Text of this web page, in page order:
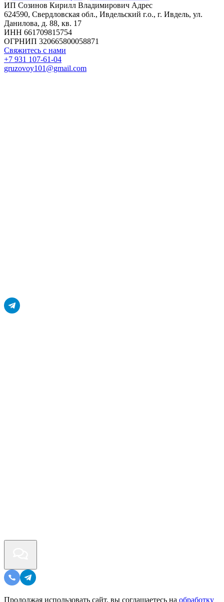
ИП Созинов Кирилл Владимирович Адрес
624590, Свердловская обл., Ивдельский г.о., г. Ивдель, ул.
Данилова, д. 88, кв. 17
ИНН 661709815754
ОГРНИП 320665800058871
Свяжитесь с нами
+7 931 107-61-04
gruzovoy101@gmail.com
Продолжая использовать сайт, вы соглашаетесь на обработку